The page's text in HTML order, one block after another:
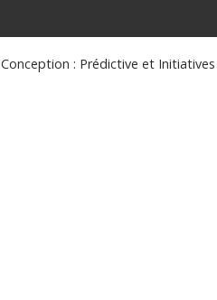
Conception : Prédictive et Initiatives